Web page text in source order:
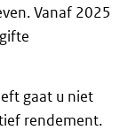
Vanaf 2025
gaat u niet
rendement.